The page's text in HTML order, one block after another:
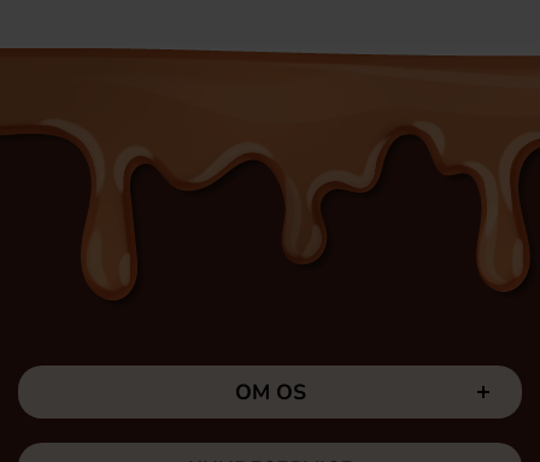
OM OS